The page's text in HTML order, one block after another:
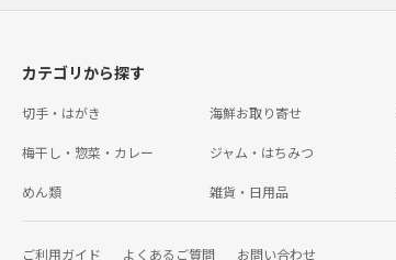
カテゴリから探す
切手・はがき 海鮮お取り寄せ
梅干し・惣菜・カレー ジャム・はちみつ
めん類 雑貨・日用品
ご利用ガイド よくあるご質問 お問い合わせ